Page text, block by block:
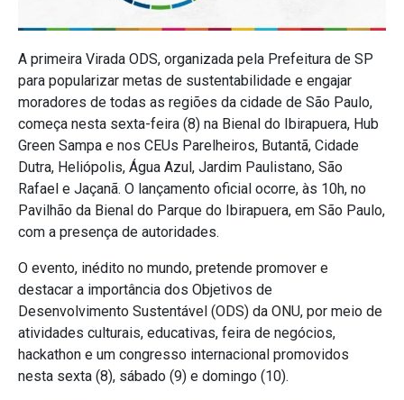
A primeira Virada ODS, organizada pela Prefeitura de SP
para popularizar metas de sustentabilidade e engajar
moradores de todas as regiões da cidade de São Paulo,
começa nesta sexta-feira (8) na Bienal do Ibirapuera, Hub
Green Sampa e nos CEUs Parelheiros, Butantã, Cidade
Dutra, Heliópolis, Água Azul, Jardim Paulistano, São
Rafael e Jaçanã. O lançamento oficial ocorre, às 10h, no
Pavilhão da Bienal do Parque do Ibirapuera, em São Paulo,
com a presença de autoridades.
O evento, inédito no mundo, pretende promover e
destacar a importância dos Objetivos de
Desenvolvimento Sustentável (ODS) da ONU, por meio de
atividades culturais, educativas, feira de negócios,
hackathon e um congresso internacional promovidos
nesta sexta (8), sábado (9) e domingo (10).